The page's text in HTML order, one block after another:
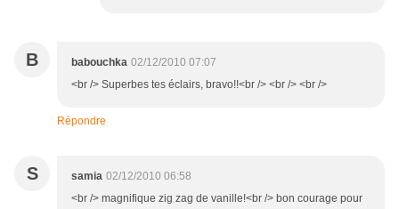
B babouchka 02/12/2010 07:07
<br /> Superbes tes éclairs, bravo!!<br /> <br /> <br />
Répondre
S samia 02/12/2010 06:58
<br /> magnifique zig zag de vanille!<br /> bon courage pour